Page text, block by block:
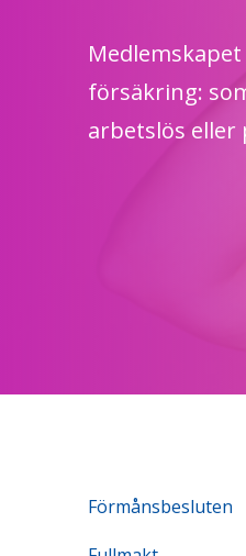
försäkring:
arbetslös
Förmånsbesluten